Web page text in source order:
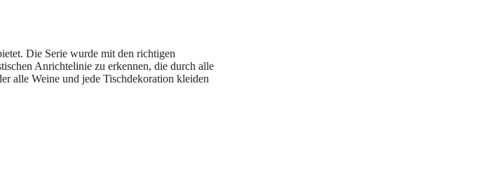
Die Serie wurde mit den richtigen
Anrichtelinie zu erkennen, die durch alle
alle Weine und jede Tischdekoration kleiden